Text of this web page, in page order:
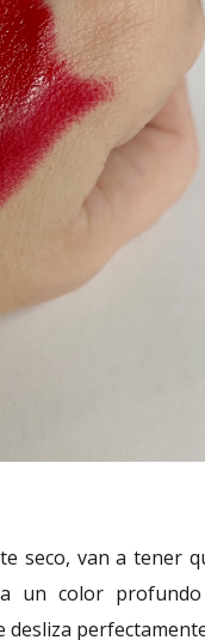
seco, van a tener
un color
desliza